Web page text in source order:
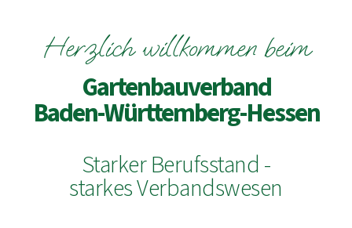
Herzlich willkommen beim
Gartenbauverband
Baden-Württemberg-Hessen
Starker Berufsstand -
starkes Verbandswesen